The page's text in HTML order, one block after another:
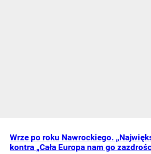
Wrze po roku Nawrockiego.
kontra „Cała Europa nam go